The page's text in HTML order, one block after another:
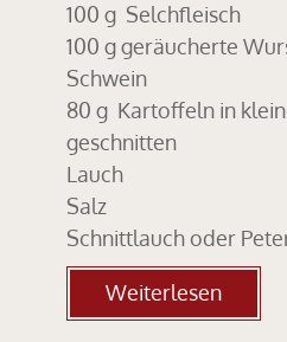
100 g Selchfleisch
100 g geräucherte
Schwein
80 g Kartoffeln in
geschnitten
Lauch
Salz
Schnittlauch oder
Weiterlesen